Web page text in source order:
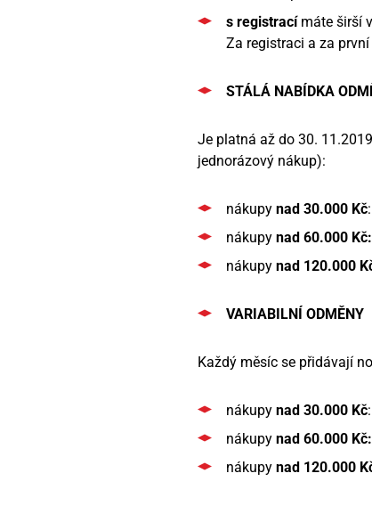
s registracímáte širší
Za registraci a za
STÁLÁ NABÍDKA
Je platná až do 30.
jednorázový nákup):
nákupy nad 30.000 Kč
nákupy nad 60.000 Kč:
nákupy nad 120.000
VARIABILNÍ ODMĚNY
Každý měsíc se přidávají
nákupy nad 30.000 Kč
nákupy nad 60.000 Kč:
nákupy nad 120.000